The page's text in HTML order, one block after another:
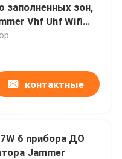
заполненных зон,
Vhf Uhf Wifi
преградить
контактные
6 прибора ДО
Jammer